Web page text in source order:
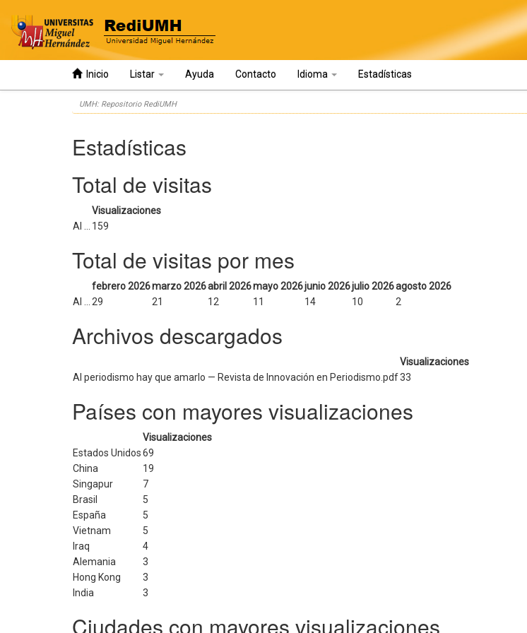
Inicio Listar Ayuda Contacto Idioma Estadísticas
UMH: Repositorio RediUMH
Estadísticas
Total de visitas
Visualizaciones
Al ...
159
Total de visitas por mes
febrero 2026marzo 2026abril 2026mayo 2026junio 2026julio 2026agosto 2026
Al ...
29 21 12 11 14 10 2
Archivos descargados
Visualizaciones
Al periodismo hay que amarlo — Revista de Innovación en Periodismo.pdf33
Países con mayores visualizaciones
Visualizaciones
Estados Unidos69
China
19
Singapur
7
Brasil
5
España
5
Vietnam
5
Iraq
4
Alemania
3
Hong Kong
3
India
3
Ciudades con mayores visualizaciones